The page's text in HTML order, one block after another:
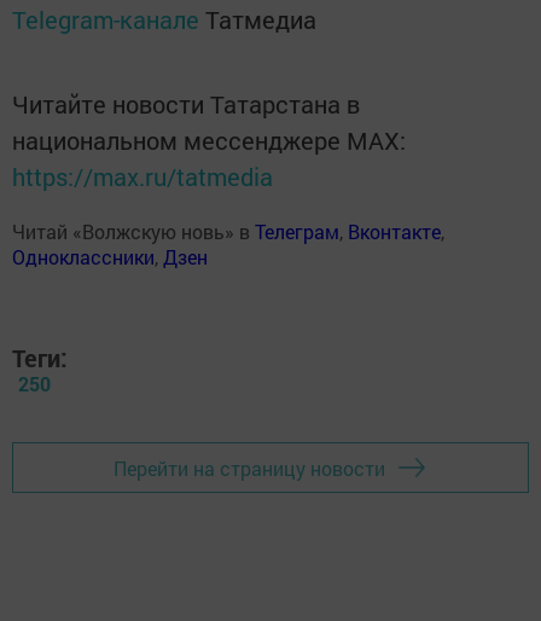
Telegram-канале Татмедиа
Читайте новости Татарстана в
национальном мессенджере MАХ:
https://max.ru/tatmedia
Читай «Волжскую новь» в Телеграм, Вконтакте,
Одноклассники, Дзен
Теги:
250
Перейти на страницу новости